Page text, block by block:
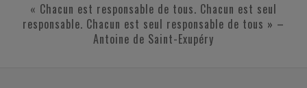
« Chacun est responsable de tous. Chacun est seul
responsable. Chacun est seul responsable de tous » –
Antoine de Saint-Exupéry